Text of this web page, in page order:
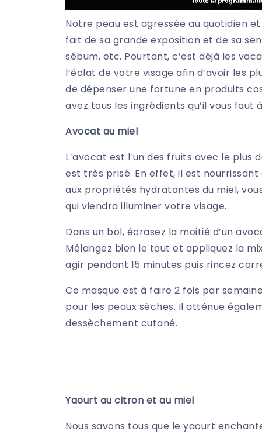
Notre peau est agressée au quotidien
fait de sa grande exposition et de sa
sébum, etc. Pourtant, c’est déjà les
l’éclat de votre visage afin d’avoir les
de dépenser une fortune en produits
avez tous les ingrédients qu’il vous faut
Avocat au miel
L’avocat est l’un des fruits avec le
est très prisé. En effet, il est
aux propriétés hydratantes du miel,
qui viendra illuminer votre visage.
Dans un bol, écrasez la moitié d’un
Mélangez bien le tout et appliquez la
agir pendant 15 minutes puis rincez
Ce masque est à faire 2 fois par
pour les peaux sèches. Il atténue
dessèchement cutané.
Yaourt au citron et au miel
Nous savons tous que le yaourt